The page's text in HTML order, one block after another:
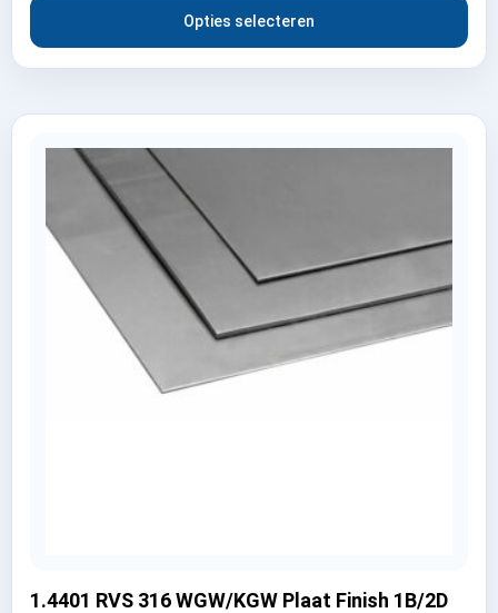
Opties selecteren
1.4401 RVS 316 WGW/KGW Plaat Finish 1B/2D